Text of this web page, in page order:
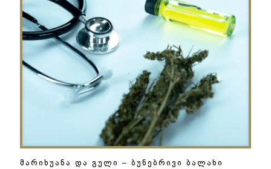
მარიხუანა და გული – ბუნებრივი ბალახი